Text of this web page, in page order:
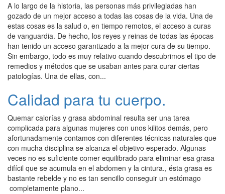
A lo largo de la historia, las personas más privilegiadas han
gozado de un mejor acceso a todas las cosas de la vida. Una de
estas cosas es la salud o, en tiempo remotos, el acceso a curas
de vanguardia. De hecho, los reyes y reinas de todas las épocas
han tenido un acceso garantizado a la mejor cura de su tiempo.
Sin embargo, todo es muy relativo cuando descubrimos el tipo de
remedios y métodos que se usaban antes para curar ciertas
patologías. Una de ellas, con...
Calidad para tu cuerpo.
Quemar calorías y grasa abdominal resulta ser una tarea
complicada para algunas mujeres con unos kilitos demás, pero
afortunadamente contamos con diferentes técnicas naturales que
con mucha disciplina se alcanza el objetivo esperado. Algunas
veces no es suficiente comer equilibrado para eliminar esa grasa
difícil que se acumula en el abdomen y la cintura., ésta grasa es
bastante rebelde y no es tan sencillo conseguir un estómago
completamente plano...